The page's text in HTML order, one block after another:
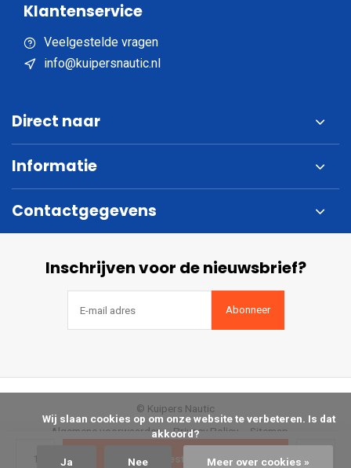
Bestellen
Klantenservice
Veelgestelde vragen
info@kuipersnautic.nl
Direct naar
Informatie
Contactgegevens
Inschrijven voor de nieuwsbrief?
Abonneer
Algemene voorwaarden Privacy Policy Sitemap
© Kuipers Nautic
akkoord?
Ja Nee Meer over cookies »